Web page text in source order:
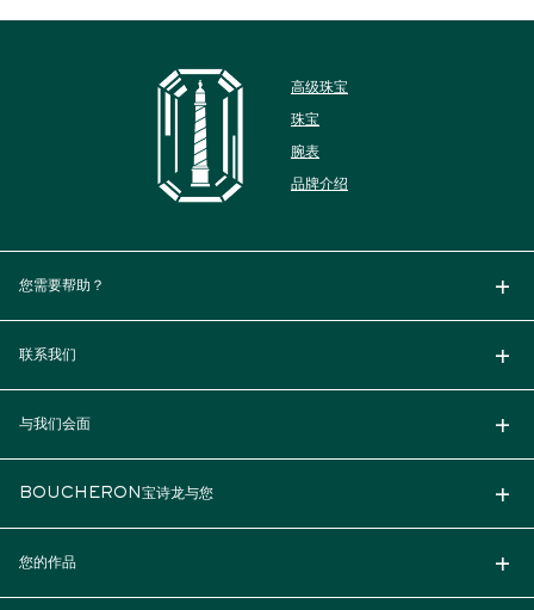
高级珠宝
珠宝
腕表
品牌介绍
您需要帮助？
联系我们
与我们会面
BOUCHERON宝诗龙与您
您的作品